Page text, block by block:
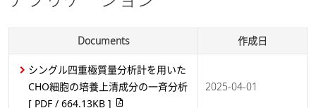
Documents 作成日
シングル四重極質量分析計を用いた
CHO細胞の培養上清成分の一斉分析
[ PDF / 664.13KB ]
2025-04-01